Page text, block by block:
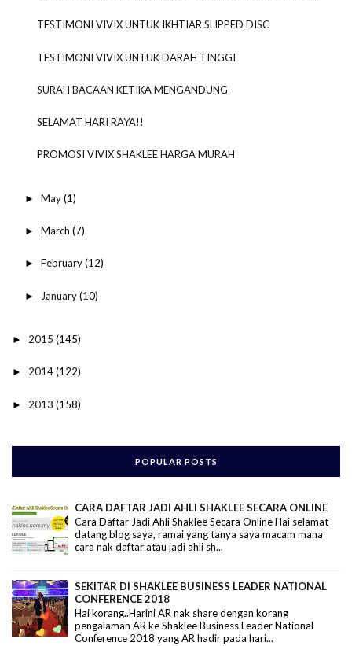
TESTIMONI VIVIX UNTUK IKHTIAR SLIPPED DISC
TESTIMONI VIVIX UNTUK DARAH TINGGI
SURAH BACAAN KETIKA MENGANDUNG
SELAMAT HARI RAYA!!
PROMOSI VIVIX SHAKLEE HARGA MURAH
► May(1)
► March (7)
► February(12)
► January(10)
► 2015 (145)
► 2014(122)
► 2013 (158)
POPULAR POSTS
CARA DAFTAR JADI AHLI SHAKLEE SECARA ONLINE
Cara Daftar Jadi Ahli Shaklee Secara Online Hai selamat
datang blog saya, ramai yang tanya saya macam mana
cara nak daftar atau jadi ahli sh...
SEKITAR DI SHAKLEE BUSINESS LEADER NATIONAL
CONFERENCE 2018
Hai korang..Harini AR nak share dengan korang
pengalaman AR ke Shaklee Business Leader National
Conference 2018 yang AR hadir pada hari...